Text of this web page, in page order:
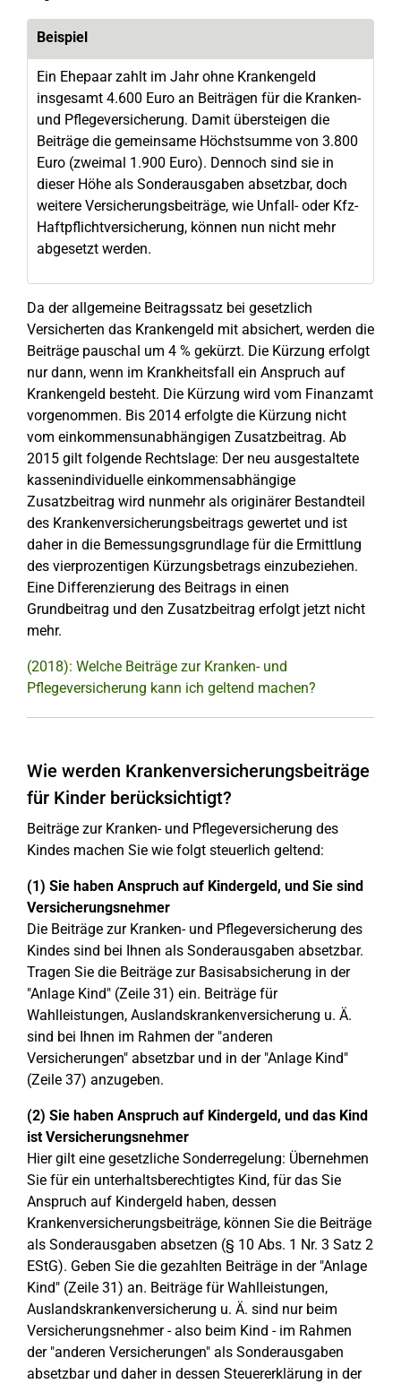
Beispiel
Ein Ehepaar zahlt im Jahr ohne Krankengeld
insgesamt 4.600 Euro an Beiträgen für die Kranken-
und Pflegeversicherung. Damit übersteigen die
Beiträge die gemeinsame Höchstsumme von 3.800
Euro (zweimal 1.900 Euro). Dennoch sind sie in
dieser Höhe als Sonderausgaben absetzbar, doch
weitere Versicherungsbeiträge, wie Unfall- oder Kfz-
Haftpflichtversicherung, können nun nicht mehr
abgesetzt werden.
Da der allgemeine Beitragssatz bei gesetzlich
Versicherten das Krankengeld mit absichert, werden die
Beiträge pauschal um 4 % gekürzt. Die Kürzung erfolgt
nur dann, wenn im Krankheitsfall ein Anspruch auf
Krankengeld besteht. Die Kürzung wird vom Finanzamt
vorgenommen. Bis 2014 erfolgte die Kürzung nicht
vom einkommensunabhängigen Zusatzbeitrag. Ab
2015 gilt folgende Rechtslage: Der neu ausgestaltete
kassenindividuelle einkommensabhängige
Zusatzbeitrag wird nunmehr als originärer Bestandteil
des Krankenversicherungsbeitrags gewertet und ist
daher in die Bemessungsgrundlage für die Ermittlung
des vierprozentigen Kürzungsbetrags einzubeziehen.
Eine Differenzierung des Beitrags in einen
Grundbeitrag und den Zusatzbeitrag erfolgt jetzt nicht
mehr.
(2018): Welche Beiträge zur Kranken- und
Pflegeversicherung kann ich geltend machen?
Wie werden Krankenversicherungsbeiträge
für Kinder berücksichtigt?
Beiträge zur Kranken- und Pflegeversicherung des
Kindes machen Sie wie folgt steuerlich geltend:
(1) Sie haben Anspruch auf Kindergeld, und Sie sind
Versicherungsnehmer
Die Beiträge zur Kranken- und Pflegeversicherung des
Kindes sind bei Ihnen als Sonderausgaben absetzbar.
Tragen Sie die Beiträge zur Basisabsicherung in der
"Anlage Kind" (Zeile 31) ein. Beiträge für
Wahlleistungen, Auslandskrankenversicherung u. Ä.
sind bei Ihnen im Rahmen der "anderen
Versicherungen" absetzbar und in der "Anlage Kind"
(Zeile 37) anzugeben.
(2) Sie haben Anspruch auf Kindergeld, und das Kind
ist Versicherungsnehmer
Hier gilt eine gesetzliche Sonderregelung: Übernehmen
Sie für ein unterhaltsberechtigtes Kind, für das Sie
Anspruch auf Kindergeld haben, dessen
Krankenversicherungsbeiträge, können Sie die Beiträge
als Sonderausgaben absetzen (§ 10 Abs. 1 Nr. 3 Satz 2
EStG). Geben Sie die gezahlten Beiträge in der "Anlage
Kind" (Zeile 31) an. Beiträge für Wahlleistungen,
Auslandskrankenversicherung u. Ä. sind nur beim
Versicherungsnehmer - also beim Kind - im Rahmen
der "anderen Versicherungen" als Sonderausgaben
absetzbar und daher in dessen Steuererklärung in der